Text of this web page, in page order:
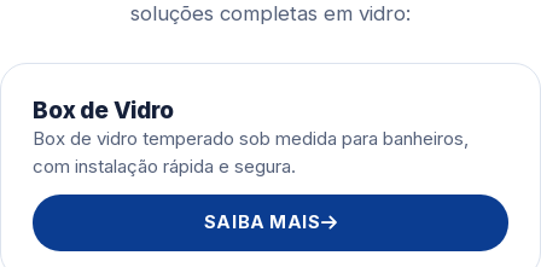
soluções completas em vidro:
Box de Vidro
Box de vidro temperado sob medida para banheiros,
com instalação rápida e segura.
SAIBA MAIS